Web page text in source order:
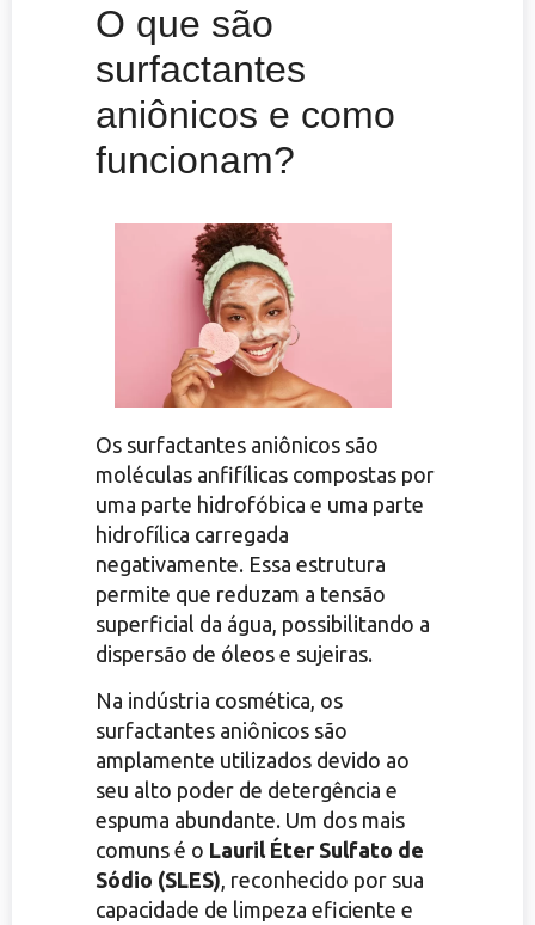
O que são
surfactantes
aniônicos e como
funcionam?
Os surfactantes aniônicos são
moléculas anfifílicas compostas por
uma parte hidrofóbica e uma parte
hidrofílica carregada
negativamente. Essa estrutura
permite que reduzam a tensão
superficial da água, possibilitando a
dispersão de óleos e sujeiras.
Na indústria cosmética, os
surfactantes aniônicos são
amplamente utilizados devido ao
seu alto poder de detergência e
espuma abundante. Um dos mais
comuns é o Lauril Éter Sulfato de
Sódio (SLES), reconhecido por sua
capacidade de limpeza eficiente e